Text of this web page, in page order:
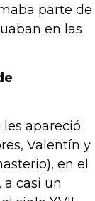
parte de
en las
apareció
Valentín y
en el
a casi un